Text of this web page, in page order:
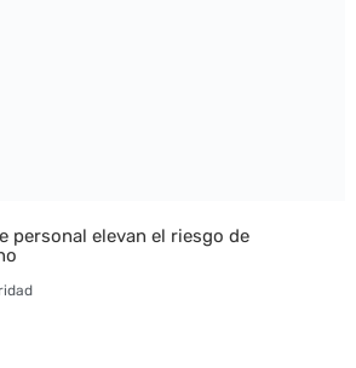
personal elevan el riesgo de